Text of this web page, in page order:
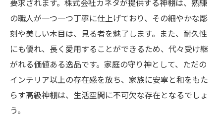
高級神棚で繋ぐ家族の伝統
空間に静けさをもたらす高級神棚の存在感
静寂を提供する高級神棚の魅力
高級神棚がもたらす心の平穏
空間に安寧を創る高級神棚
心地よい静けさを高級神棚で
要求されます。株式会社カネタが提供する神棚は、熟練
の職人が一つ一つ丁寧に仕上げており、その細やかな彫
刻や美しい木目は、見る者を魅了します。また、耐久性
にも優れ、長く愛用することができるため、代々受け継
がれる価値ある逸品です。家庭の守り神として、ただの
インテリア以上の存在感を放ち、家族に安寧と和をもた
らす高級神棚は、生活空間に不可欠な存在となるでしょ
う。